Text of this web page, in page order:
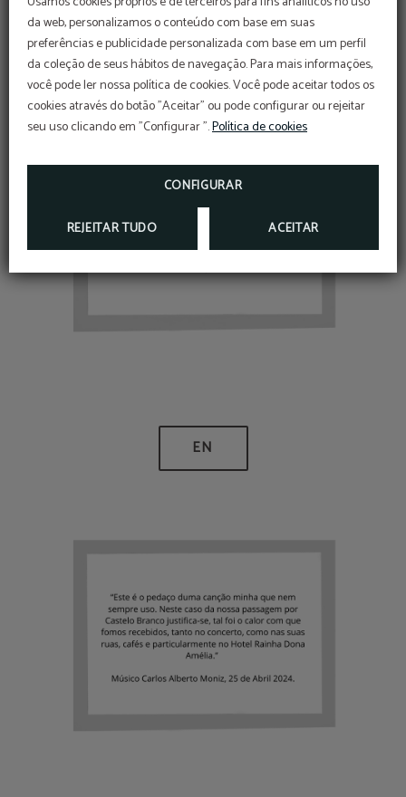
da web, personalizamos o conteúdo com base em suas
preferências e publicidade personalizada com base em um perfil
da coleção de seus hábitos de navegação. Para mais informações,
você pode ler nossa política de cookies. Você pode aceitar todos os
cookies através do botão "Aceitar" ou pode configurar ou rejeitar
seu uso clicando em "Configurar ".Política de cookies
CONFIGURAR
REJEITAR TUDO ACEITAR